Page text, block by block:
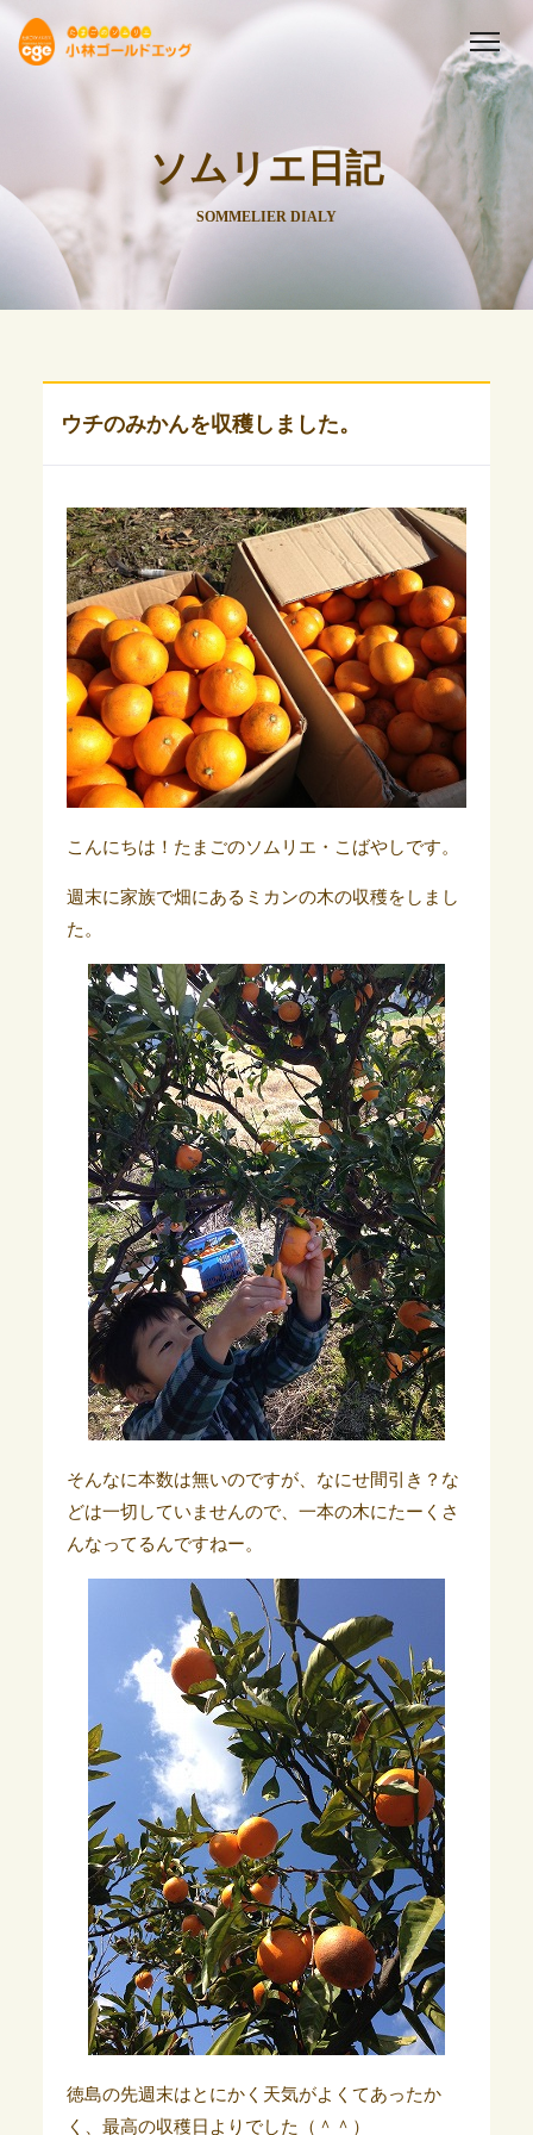
ソムリエ日記
SOMMELIER DIALY
ウチのみかんを収穫しました。
こんにちは！たまごのソムリエ・こばやしです。
週末に家族で畑にあるミカンの木の収穫をしまし
た。
そんなに本数は無いのですが、なにせ間引き？な
どは一切していませんので、一本の木にたーくさ
んなってるんですねー。
徳島の先週末はとにかく天気がよくてあったか
く、最高の収穫日よりでした（＾＾）